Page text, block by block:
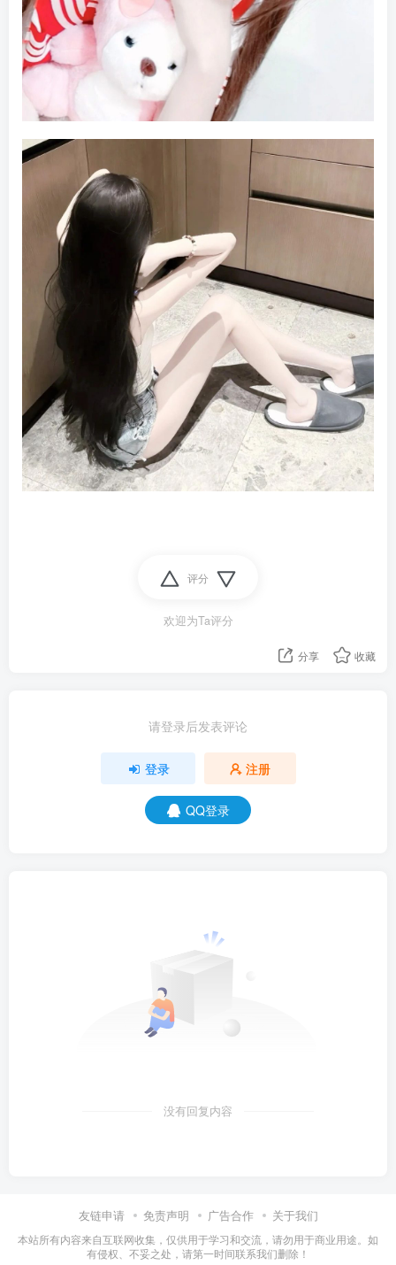
评分
欢迎为Ta评分
分享 收藏
请登录后发表评论
登录 注册
QQ登录
没有回复内容
友链申请 免责声明 广告合作 关于我们
本站所有内容来自互联网收集，仅供用于学习和交流，请勿用于商业用途。如
有侵权、不妥之处，请第一时间联系我们删除！